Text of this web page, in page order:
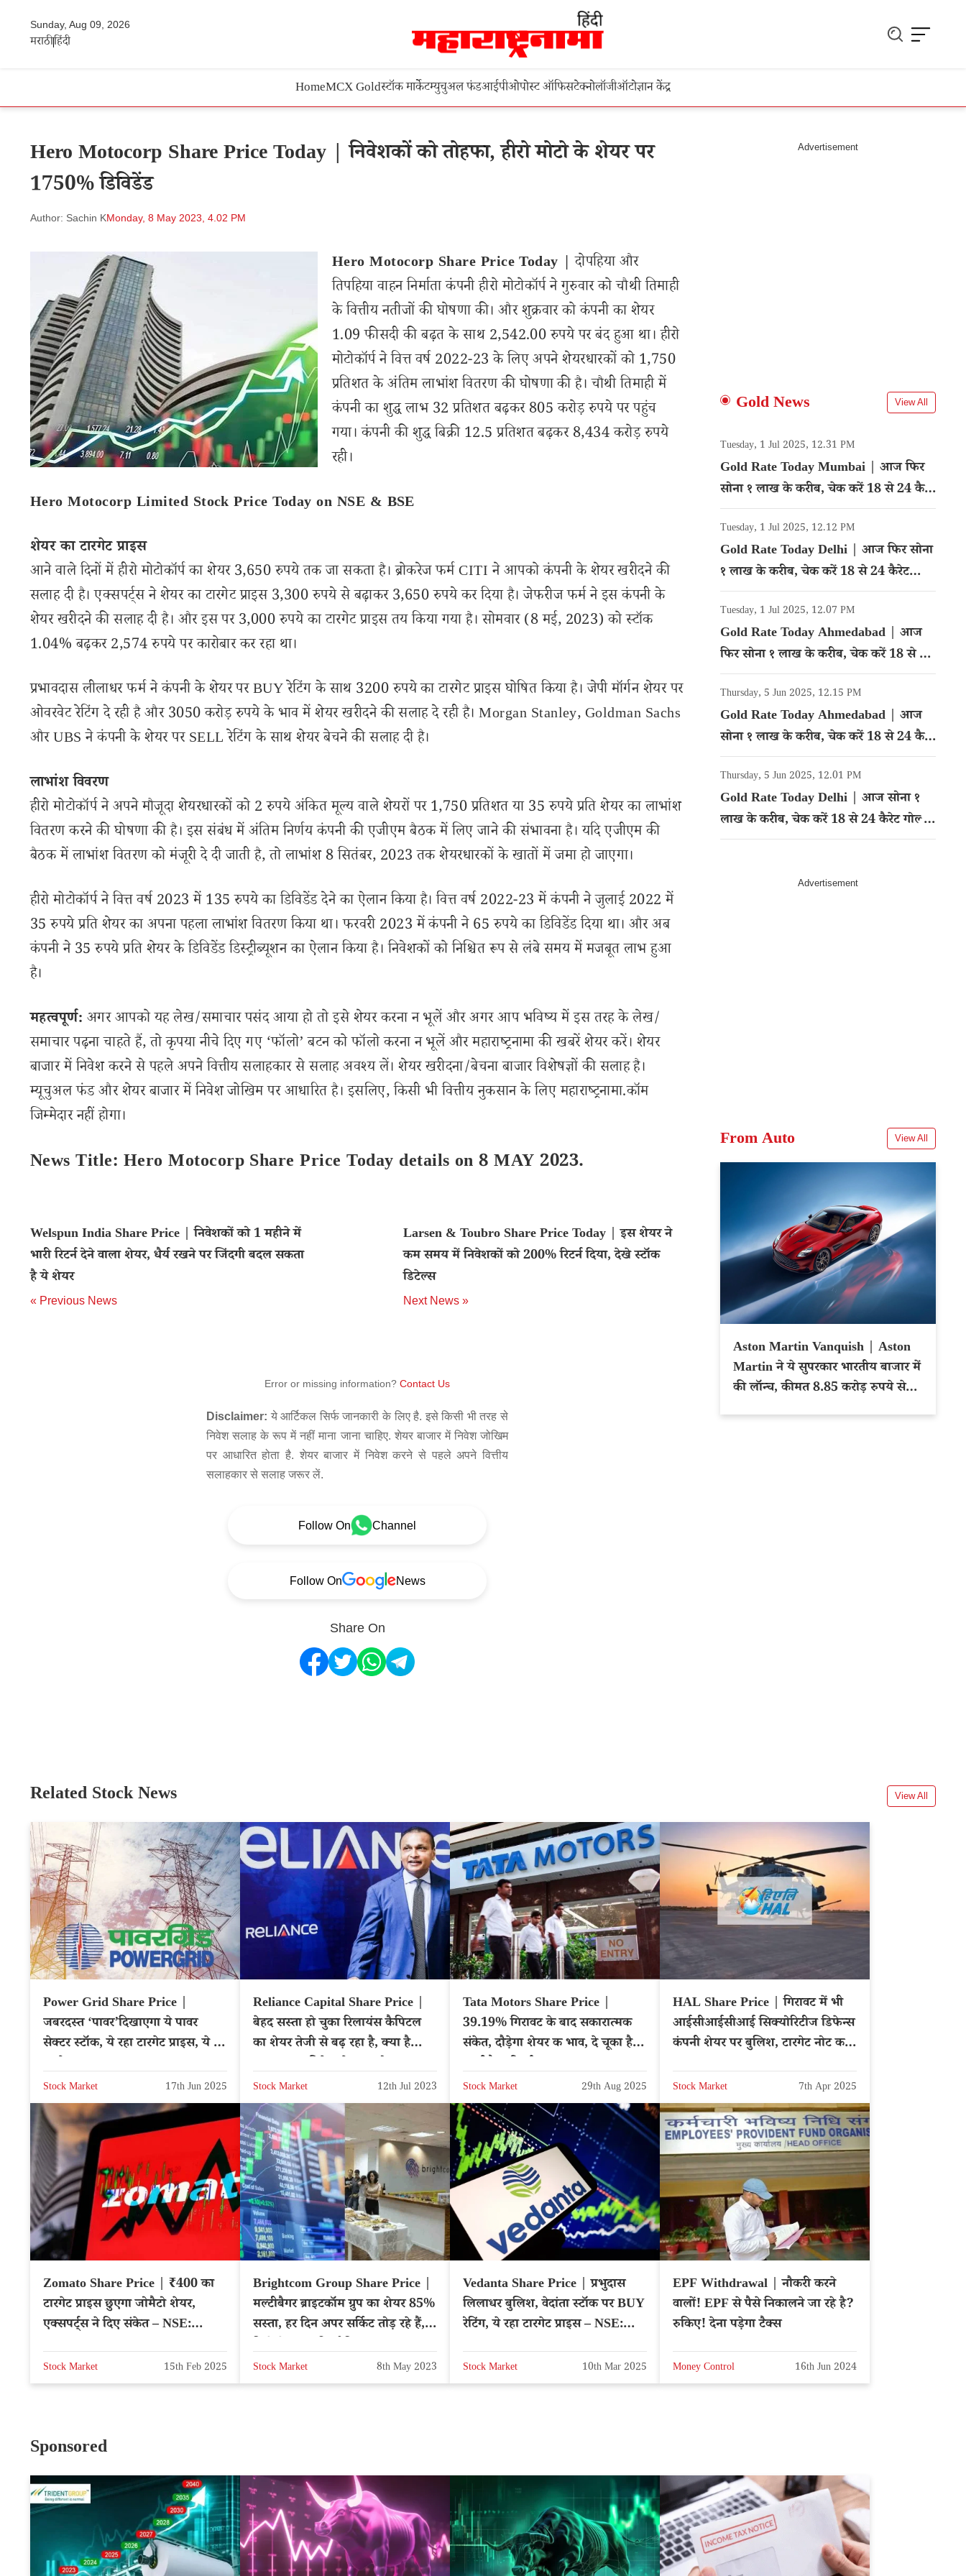
Sunday, Aug 09, 2026
मराठीहिंदी
HomeMCX Goldस्टॉक मार्केटम्युचुअल फंडआईपीओपोस्ट ऑफिसटेक्नोलॉजीऑटोज्ञान केंद्र
Hero Motocorp Share Price Today | निवेशकों को तोहफा, हीरो मोटो के शेयर पर
1750% डिविडेंड
Author: Sachin KMonday, 8 May 2023, 4.02 PM
Hero Motocorp Share Price Today | दोपहिया और
तिपहिया वाहन निर्माता कंपनी हीरो मोटोकॉर्प ने गुरुवार को चौथी तिमाही
के वित्तीय नतीजों की घोषणा की। और शुक्रवार को कंपनी का शेयर
1.09 फीसदी की बढ़त के साथ 2,542.00 रुपये पर बंद हुआ था। हीरो
मोटोकॉर्प ने वित्त वर्ष 2022-23 के लिए अपने शेयरधारकों को 1,750
प्रतिशत के अंतिम लाभांश वितरण की घोषणा की है। चौथी तिमाही में
कंपनी का शुद्ध लाभ 32 प्रतिशत बढ़कर 805 करोड़ रुपये पर पहुंच
गया। कंपनी की शुद्ध बिक्री 12.5 प्रतिशत बढ़कर 8,434 करोड़ रुपये
रही।
Hero Motocorp Limited Stock Price Today on NSE & BSE
शेयर का टारगेट प्राइस
आने वाले दिनों में हीरो मोटोकॉर्प का शेयर 3,650 रुपये तक जा सकता है। ब्रोकरेज फर्म CITI ने आपको कंपनी के शेयर खरीदने की
सलाह दी है। एक्सपर्ट्स ने शेयर का टारगेट प्राइस 3,300 रुपये से बढ़ाकर 3,650 रुपये कर दिया है। जेफरीज फर्म ने इस कंपनी के
शेयर खरीदने की सलाह दी है। और इस पर 3,000 रुपये का टारगेट प्राइस तय किया गया है। सोमवार (8 मई, 2023) को स्टॉक
1.04% बढ़कर 2,574 रुपये पर कारोबार कर रहा था।
प्रभावदास लीलाधर फर्म ने कंपनी के शेयर पर BUY रेटिंग के साथ 3200 रुपये का टारगेट प्राइस घोषित किया है। जेपी मॉर्गन शेयर पर
ओवरवेट रेटिंग दे रही है और 3050 करोड़ रुपये के भाव में शेयर खरीदने की सलाह दे रही है। Morgan Stanley, Goldman Sachs
और UBS ने कंपनी के शेयर पर SELL रेटिंग के साथ शेयर बेचने की सलाह दी है।
लाभांश विवरण
हीरो मोटोकॉर्प ने अपने मौजूदा शेयरधारकों को 2 रुपये अंकित मूल्य वाले शेयरों पर 1,750 प्रतिशत या 35 रुपये प्रति शेयर का लाभांश
वितरण करने की घोषणा की है। इस संबंध में अंतिम निर्णय कंपनी की एजीएम बैठक में लिए जाने की संभावना है। यदि एजीएम की
बैठक में लाभांश वितरण को मंजूरी दे दी जाती है, तो लाभांश 8 सितंबर, 2023 तक शेयरधारकों के खातों में जमा हो जाएगा।
हीरो मोटोकॉर्प ने वित्त वर्ष 2023 में 135 रुपये का डिविडेंड देने का ऐलान किया है। वित्त वर्ष 2022-23 में कंपनी ने जुलाई 2022 में
35 रुपये प्रति शेयर का अपना पहला लाभांश वितरण किया था। फरवरी 2023 में कंपनी ने 65 रुपये का डिविडेंड दिया था। और अब
कंपनी ने 35 रुपये प्रति शेयर के डिविडेंड डिस्ट्रीब्यूशन का ऐलान किया है। निवेशकों को निश्चित रूप से लंबे समय में मजबूत लाभ हुआ
है।
महत्वपूर्ण: अगर आपको यह लेख/समाचार पसंद आया हो तो इसे शेयर करना न भूलें और अगर आप भविष्य में इस तरह के लेख/
समाचार पढ़ना चाहते हैं, तो कृपया नीचे दिए गए ‘फॉलो’ बटन को फॉलो करना न भूलें और महाराष्ट्रनामा की खबरें शेयर करें। शेयर
बाजार में निवेश करने से पहले अपने वित्तीय सलाहकार से सलाह अवश्य लें। शेयर खरीदना/बेचना बाजार विशेषज्ञों की सलाह है।
म्यूचुअल फंड और शेयर बाजार में निवेश जोखिम पर आधारित है। इसलिए, किसी भी वित्तीय नुकसान के लिए महाराष्ट्रनामा.कॉम
जिम्मेदार नहीं होगा।
News Title: Hero Motocorp Share Price Today details on 8 MAY 2023.
Welspun India Share Price | निवेशकों को 1 महीने में
भारी रिटर्न देने वाला शेयर, धैर्य रखने पर जिंदगी बदल सकता
है ये शेयर
« Previous News
Larsen & Toubro Share Price Today | इस शेयर ने
कम समय में निवेशकों को 200% रिटर्न दिया, देखे स्टॉक
डिटेल्स
Next News »
Error or missing information? Contact Us
Disclaimer: ये आर्टिकल सिर्फ जानकारी के लिए है. इसे किसी भी तरह से
निवेश सलाह के रूप में नहीं माना जाना चाहिए. शेयर बाजार में निवेश जोखिम
पर आधारित होता है. शेयर बाजार में निवेश करने से पहले अपने वित्तीय
सलाहकार से सलाह जरूर लें.
Follow On Channel
Follow On News
Share On
Gold News View All
Tuesday, 1 Jul 2025, 12.31 PM
Gold Rate Today Mumbai | आज फिर
सोना १ लाख के करीब, चेक करें 18 से 24 कैरेट
गोल्ड का रेट
Tuesday, 1 Jul 2025, 12.12 PM
Gold Rate Today Delhi | आज फिर सोना
१ लाख के करीब, चेक करें 18 से 24 कैरेट
गोल्ड का रेट
Tuesday, 1 Jul 2025, 12.07 PM
Gold Rate Today Ahmedabad | आज
फिर सोना १ लाख के करीब, चेक करें 18 से 24
कैरेट गोल्ड का रेट
Thursday, 5 Jun 2025, 12.15 PM
Gold Rate Today Ahmedabad | आज
सोना १ लाख के करीब, चेक करें 18 से 24 कैरेट
गोल्ड का रेट
Thursday, 5 Jun 2025, 12.01 PM
Gold Rate Today Delhi | आज सोना १
लाख के करीब, चेक करें 18 से 24 कैरेट गोल्ड
का रेट
From Auto View All
Aston Martin Vanquish | Aston
Martin ने ये सुपरकार भारतीय बाजार में
की लॉन्च, कीमत 8.85 करोड़ रुपये से
Related Stock News View All
Power Grid Share Price |
जबरदस्त ‘पावर’दिखाएगा ये पावर
सेक्टर स्टॉक, ये रहा टारगेट प्राइस, ये रहे
Stock Market 17th Jun 2025
Reliance Capital Share Price |
बेहद सस्ता हो चुका रिलायंस कैपिटल
का शेयर तेजी से बढ़ रहा है, क्या है
Stock Market 12th Jul 2023
Tata Motors Share Price |
39.19% गिरावट के बाद सकारात्मक
संकेत, दौड़ेगा शेयर क भाव, दे चूका है
Stock Market 29th Aug 2025
HAL Share Price | गिरावट में भी
आईसीआईसीआई सिक्योरिटीज डिफेन्स
कंपनी शेयर पर बुलिश, टारगेट नोट करे
Stock Market 7th Apr 2025
Zomato Share Price | ₹400 का
टारगेट प्राइस छुएगा जोमैटो शेयर,
एक्सपर्ट्स ने दिए संकेत – NSE:
Stock Market 15th Feb 2025
Brightcom Group Share Price |
मल्टीबैगर ब्राइटकॉम ग्रुप का शेयर 85%
सस्ता, हर दिन अपर सर्किट तोड़ रहे हैं, 5
Stock Market 8th May 2023
Vedanta Share Price | प्रभुदास
लिलाधर बुलिश, वेदांता स्टॉक पर BUY
रेटिंग, ये रहा टारगेट प्राइस – NSE:
Stock Market 10th Mar 2025
EPF Withdrawal | नौकरी करने
वालों! EPF से पैसे निकालने जा रहे है?
रुकिए! देना पड़ेगा टैक्स
Money Control 16th Jun 2024
Sponsored